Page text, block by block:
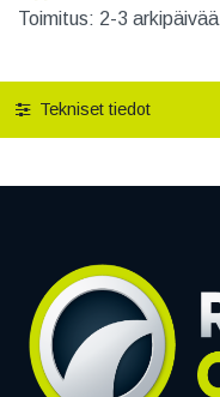
Toimitus: 2-3 arkipäivää
Tekniset tiedot